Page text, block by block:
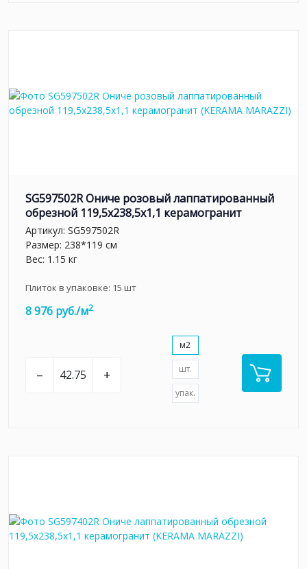
SG597502R Ониче розовый лаппатированный
обрезной 119,5x238,5x1,1 керамогранит
Артикул: SG597502R
Размер: 238*119 см
Вес: 1.15 кг
Плиток в упаковке: 15 шт
8 976 руб./м2
– +
м2
шт.
упак.